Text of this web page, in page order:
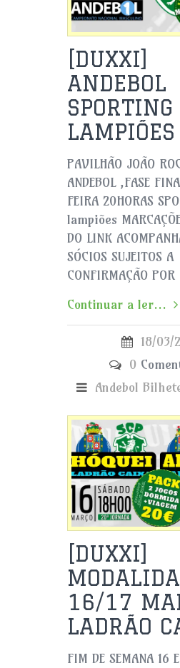
[DUXXI]
ANDEBOL
LAMPIÕES
PAVILHÃO JOÃO
ANDEBOL ,FASE
FEIRA 20HORAS
lampiões
DO LINK
SÓCIOS SUJEITOS A
CONFIRMAÇÃO
Continuar a ler...
18/03/
0
Andebol
[DUXXI]
16/17
LADRÃO
FIM DE SEMANA 16